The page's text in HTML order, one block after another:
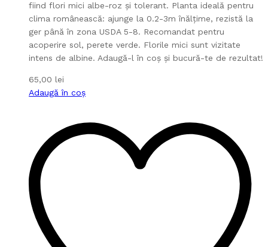
fiind flori mici albe-roz și tolerant. Planta ideală pentru
clima românească: ajunge la 0.2-3m înălțime, rezistă la
ger până în zona USDA 5-8. Recomandat pentru
acoperire sol, perete verde. Florile mici sunt vizitate
intens de albine. Adaugă-l în coș și bucură-te de rezultat!
65,00 lei
Adaugă în coș